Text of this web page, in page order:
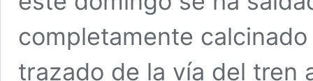
completamente
trazado de la vía del tren